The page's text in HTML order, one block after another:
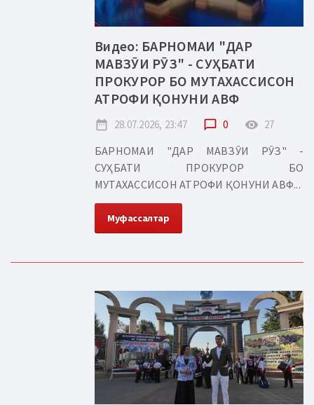
Видео: БАРНОМАИ "ДАР
МАВЗӮИ РӮЗ" - СУҲБАТИ
ПРОКУРОР БО МУТАХАССИСОН
АТРОФИ ҚОНУНИ АВФ
date_range 28.07.2026, 23:47 chat_bubble_outline 0 remove_red_eye 27
БАРНОМАИ "ДАР МАВЗӮИ РӮЗ" -
СУҲБАТИ ПРОКУРОР БО
МУТАХАССИСОН АТРОФИ ҚОНУНИ АВФ...
Муфассалтар